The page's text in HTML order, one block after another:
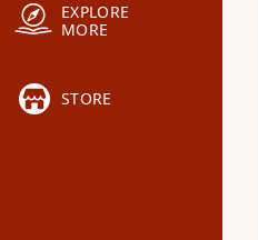
EXPLORE
MORE
STORE